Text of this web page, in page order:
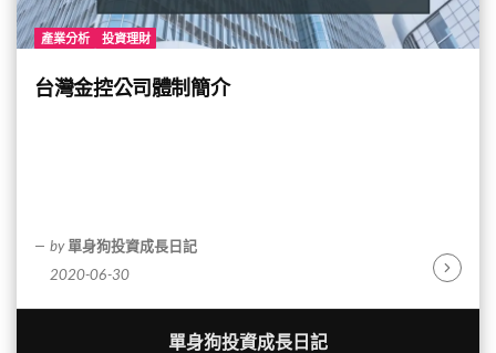
產業分析 投資理財
台灣金控公司體制簡介
by 單身狗投資成長日記
2020-06-30
單身狗投資成長日記